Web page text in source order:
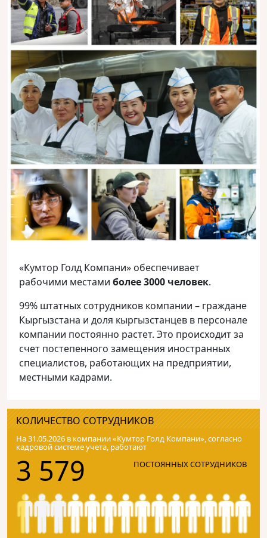
«Кумтор Голд Компани» обеспечивает
рабочими местами более 3000 человек.
99% штатных сотрудников компании – граждане
Кыргызстана и доля кыргызстанцев в персонале
компании постоянно растет. Это происходит за
счет постепенного замещения иностранных
специалистов, работающих на предприятии,
местными кадрами.
КОЛИЧЕСТВО СОТРУДНИКОВ
На 31.05.2026 в компании «Кумтор Голд Компани», согласно
кадровой системе учета, работают
3 579 ПОСТОЯННЫХ СОТРУДНИКОВ